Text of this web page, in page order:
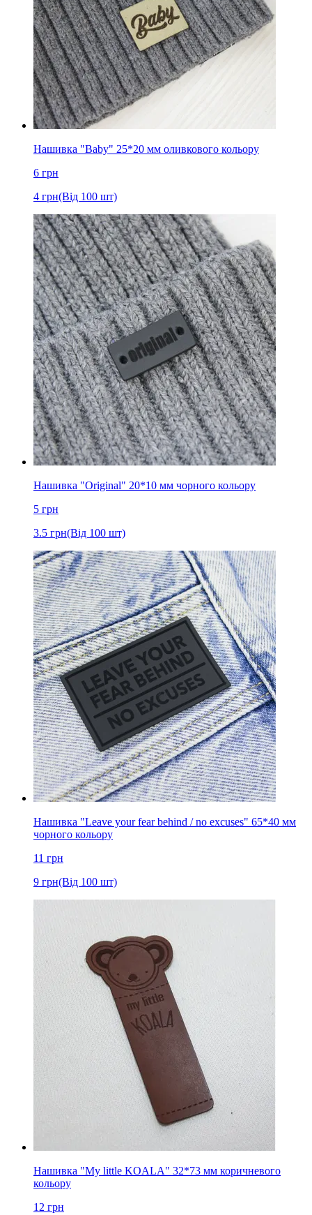
Нашивка "Baby" 25*20 мм оливкового кольору
6 грн
4 грн(Від 100 шт)
Нашивка "Original" 20*10 мм чорного кольору
5 грн
3.5 грн(Від 100 шт)
Нашивка "Leave your fear behind / no excuses" 65*40 мм
чорного кольору
11 грн
9 грн(Від 100 шт)
Нашивка "My little KOALA" 32*73 мм коричневого
кольору
12 грн